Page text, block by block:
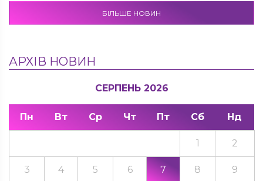
БІЛЬШЕ НОВИН
АРХІВ НОВИН
СЕРПЕНЬ 2026
Пн Вт Ср Чт Пт Сб Нд
1 2
3 4 5 6 7 8 9